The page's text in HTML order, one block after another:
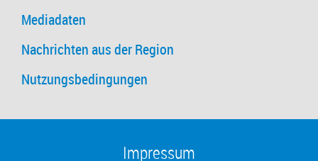
Mediadaten
Nachrichten aus der Region
Nutzungsbedingungen
Impressum